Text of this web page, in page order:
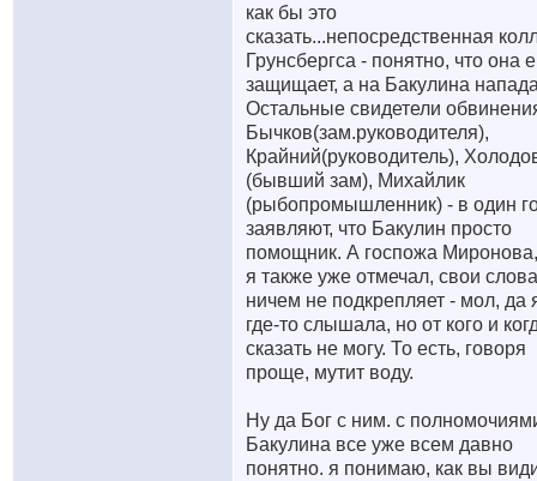
как бы это
сказать...непосредственная
Грунсбергса - понятно, что она
защищает, а на Бакулина
Остальные свидетели
Бычков(зам.руководителя),
Крайний(руководитель),
(бывший зам), Михайлик
(рыбопромышленник) - в один
заявляют, что Бакулин просто
помощник. А госпожа Миронова,
я также уже отмечал, свои слова
ничем не подкрепляет - мол, да
где-то слышала, но от кого и
сказать не могу. То есть, говоря
проще, мутит воду.
Ну да Бог с ним. с
Бакулина все уже всем давно
понятно. я понимаю, как вы